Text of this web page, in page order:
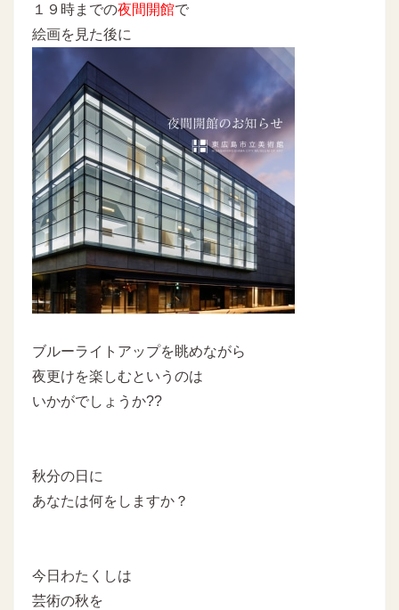
１９時までの夜間開館で
絵画を見た後に
ブルーライトアップを眺めながら
夜更けを楽しむというのは
いかがでしょうか??
秋分の日に
あなたは何をしますか？
今日わたくしは
芸術の秋を